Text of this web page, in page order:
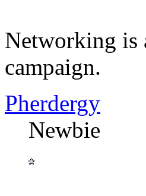
Networking is
campaign.
Pherdergy
Newbie